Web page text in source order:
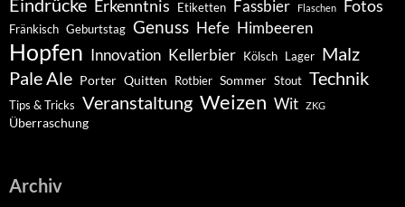
Erkenntnis Etiketten Fassbier Flaschen Fotos
Fränkisch Geburtstag Genuss Hefe Himbeeren
Hopfen Innovation Kellerbier Kölsch Lager Malz
Pale Ale Porter Quitten Rotbier Sommer Stout Technik
Tips & Tricks Veranstaltung Weizen Wit ZKG
Überraschung
Archiv